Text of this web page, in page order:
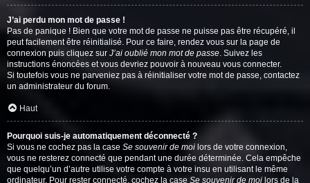
J’ai perdu mon mot de passe !
Pas de panique ! Bien que votre mot de passe ne puisse pas être récupéré, il
peut facilement être réinitialisé. Pour ce faire, rendez vous sur la page de
connexion puis cliquez sur J’ai oublié mon mot de passe. Suivez les
instructions énoncées et vous devriez pouvoir à nouveau vous connecter.
Si toutefois vous ne parveniez pas à réinitialiser votre mot de passe, contactez
un administrateur du forum.
Haut
Pourquoi suis-je automatiquement déconnecté ?
Si vous ne cochez pas la case Se souvenir de moi lors de votre connexion,
vous ne resterez connecté que pendant une durée déterminée. Cela empêche
que quelqu’un d’autre utilise votre compte à votre insu en utilisant le même
ordinateur. Pour rester connecté, cochez la case Se souvenir de moi lors de la